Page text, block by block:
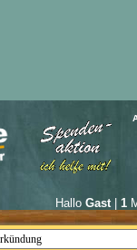
Hallo Gast| 1